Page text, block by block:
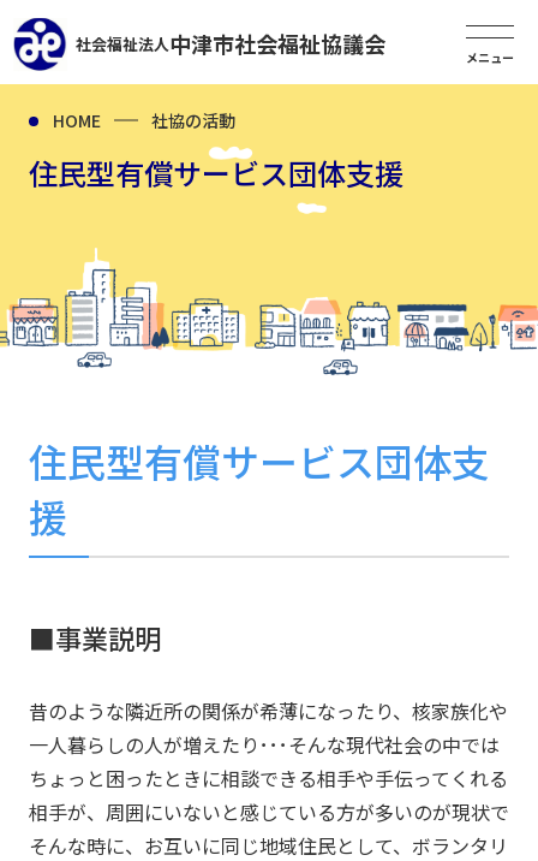
社会福祉法人中津市社会福祉協議会
HOME 社協の活動
住民型有償サービス団体支援
住民型有償サービス団体支
援
■事業説明
昔のような隣近所の関係が希薄になったり、核家族化や
一人暮らしの人が増えたり･･･そんな現代社会の中では
ちょっと困ったときに相談できる相手や手伝ってくれる
相手が、周囲にいないと感じている方が多いのが現状で
そんな時に、お互いに同じ地域住民として、ボランタリ